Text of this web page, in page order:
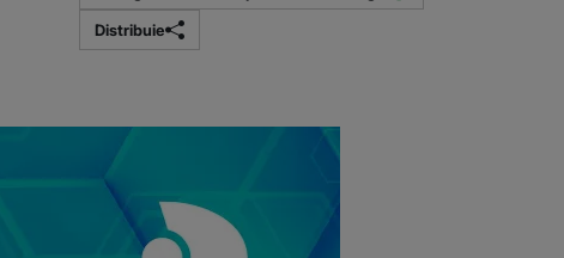
Distribuie